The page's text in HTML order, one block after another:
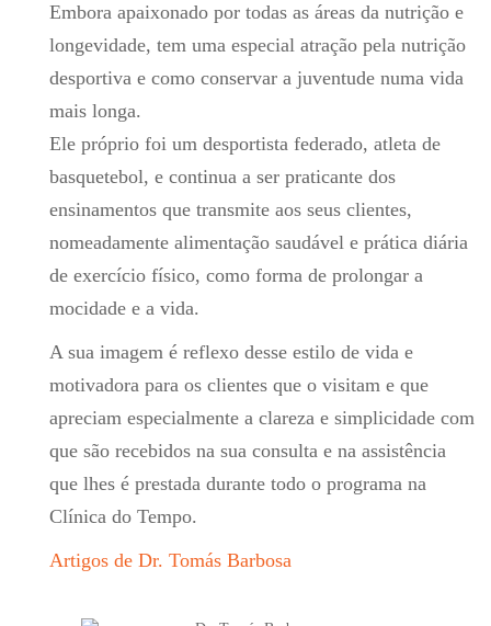
Embora apaixonado por todas as áreas da nutrição e
longevidade, tem uma especial atração pela nutrição
desportiva e como conservar a juventude numa vida
mais longa.
Ele próprio foi um desportista federado, atleta de
basquetebol, e continua a ser praticante dos
ensinamentos que transmite aos seus clientes,
nomeadamente alimentação saudável e prática diária
de exercício físico, como forma de prolongar a
mocidade e a vida.
A sua imagem é reflexo desse estilo de vida e
motivadora para os clientes que o visitam e que
apreciam especialmente a clareza e simplicidade com
que são recebidos na sua consulta e na assistência
que lhes é prestada durante todo o programa na
Clínica do Tempo.
Artigos de Dr. Tomás Barbosa